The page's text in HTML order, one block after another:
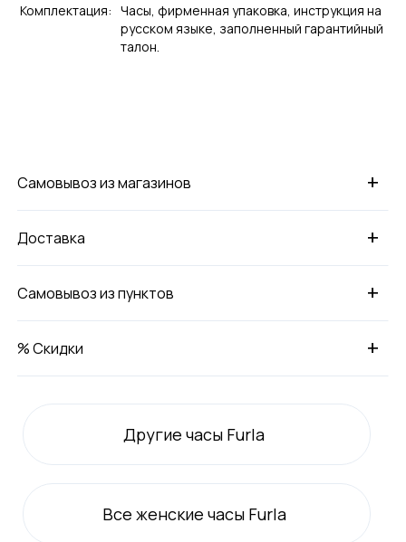
Комплектация: Часы, фирменная упаковка, инструкция на
русском языке, заполненный гарантийный
талон.
+
Самовывоз из магазинов
+
Доставка
+
Самовывоз из пунктов
+
% Скидки
Другие часы Furla
Все женские часы Furla